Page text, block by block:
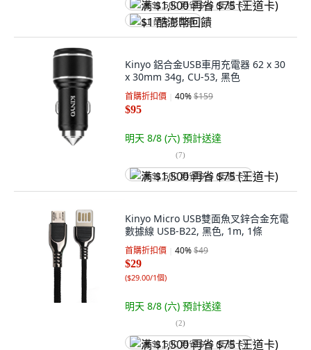
满 $1,500 再省 $75 (王道卡)
$1 酷澎幣回饋
Kinyo 鋁合金USB車用充電器 62 x 30
x 30mm 34g, CU-53, 黑色
首購折扣價 40%$159
$95
明天 8/8 (六) 預計送達
(7)
满 $1,500 再省 $75 (王道卡)
Kinyo Micro USB雙面魚叉鋅合金充電
數據線 USB-B22, 黑色, 1m, 1條
首購折扣價 40%$49
$29
($29.00/1個)
明天 8/8 (六) 預計送達
(2)
满 $1,500 再省 $75 (王道卡)